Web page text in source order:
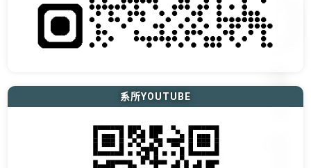
系所YOUTUBE